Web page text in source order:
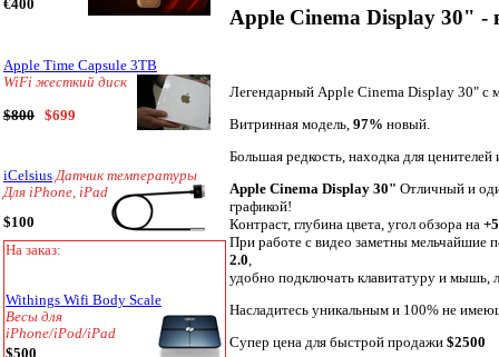
€400
Apple Time Capsule 3TB
WiFi жесткий диск
$800 $699
iCelsius Датчик температуры
Для iPhone, iPad
$100
На заказ:
Withings Wifi Body Scale
Весы для
iPhone/iPod/iPad
$500
Apple Cinema Display 30" -
Легендарный Apple Cinema Display 30" с
Витринная модель, 97% новый.
Большая редкость, находка для ценителей
Apple Cinema Display 30" Отличный и
графикой!
Контраст, глубина цвета, угол обзора на +5
При работе с видео заметны мельчайшие
2.0,
удобно подключать клавитатуру и мышь,
Насладитесь уникальным и 100% не
Супер цена для быстрой продажи $2500